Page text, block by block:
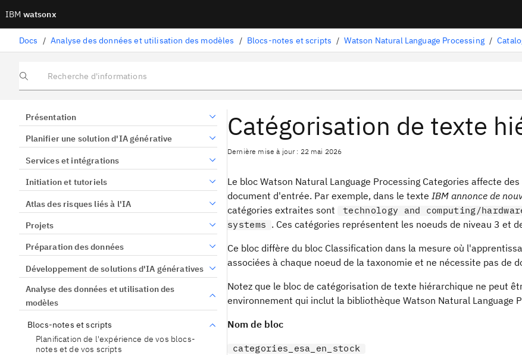
IBM watsonx
Docs / Analyse des données et utilisation des modèles / Blocs-notes et scripts / Watson Natural Language Processing /
Recherche d'informations
Présentation
Planifier une solution d'IA générative
Services et intégrations
Initiation et tutoriels
Atlas des risques liés à l'IA
Projets
Préparation des données
Développement de solutions d'IA génératives
Analyse des données et utilisation des
modèles
Blocs-notes et scripts
Planification de l'expérience de vos blocs-
notes et de vos scripts
Catégorisation de texte
Dernière mise à jour : 22 mai 2026
Le bloc Watson Natural Language Processing Categories affecte
document d'entrée. Par exemple, dans le texte IBM annonce de
catégories extraites sont
technology and computing/
systems . Ces catégories représentent les noeuds de niveau 3 et
Ce bloc diffère du bloc Classification dans la mesure où
associées à chaque noeud de la taxonomie et ne nécessite pas de
Notez que le bloc de catégorisation de texte hiérarchique ne peut
environnement qui inclut la bibliothèque Watson Natural Language
Nom de bloc
categories_esa_en_stock